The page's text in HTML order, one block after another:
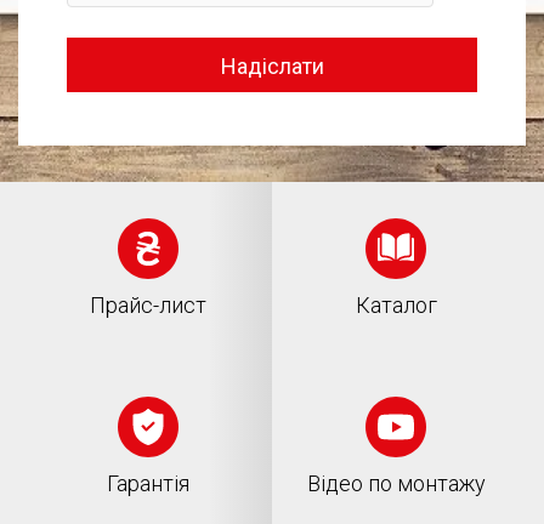
Надіслати
Прайс-лист Каталог
Гарантія Відео по монтажу